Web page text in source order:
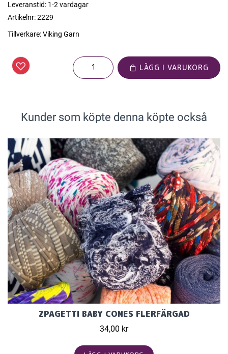
Leveranstid: 1-2 vardagar
Artikelnr:2229
Tillverkare:Viking Garn
LÄGG I VARUKORG
Kunder som köpte denna köpte också
ZPAGETTI BABY CONES FLERFÄRGAD
34,00 kr